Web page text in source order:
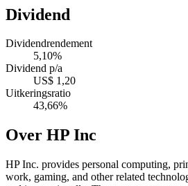
Dividend
Dividendrendement
5,10%
Dividend p/a
US$ 1,20
Uitkeringsratio
43,66%
Over HP Inc
HP Inc. provides personal computing,
work, gaming, and other related